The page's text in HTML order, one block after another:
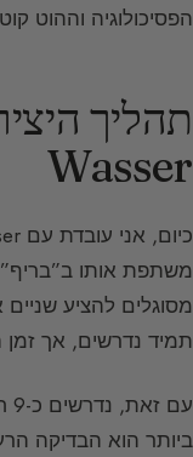
הפסיכולוגיה וההוט
Wasser
משתפת אותו ב”בריף”
מסוגלים להציע שניים
תמיד נדרשים, אך
ביותר הוא הבדיקה